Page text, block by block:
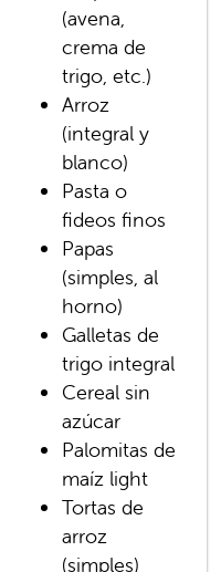
(avena,
crema de
trigo, etc.)
Arroz
(integral y
blanco)
Pasta o
fideos finos
Papas
(simples, al
horno)
Galletas de
trigo integral
Cereal sin
azúcar
Palomitas de
maíz light
Tortas de
arroz
(simples)